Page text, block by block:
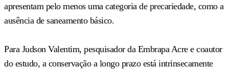
apresentam pelo menos uma categoria de precariedade, como a
ausência de saneamento básico.
Para Judson Valentim, pesquisador da Embrapa Acre e coautor
do estudo, a conservação a longo prazo está intrinsecamente